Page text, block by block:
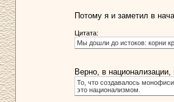
Потому я и заметил в
Цитата:
Мы дошли до истоков: корни
Верно, в
То, что создавалось
это национализмом.